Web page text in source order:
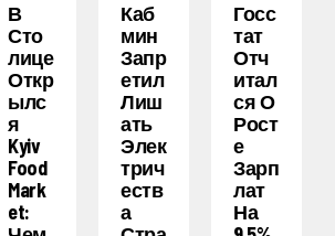
В
Сто
Лице
Откр
Ылс
Я
Kyiv
Food
Mark
Et:
Каб
Мин
Запр
Етил
Лиш
Ать
Элек
Трич
Еств
А
Госс
Тат
Отч
Итал
Ся О
Рост
Е
Зарп
Лат
На